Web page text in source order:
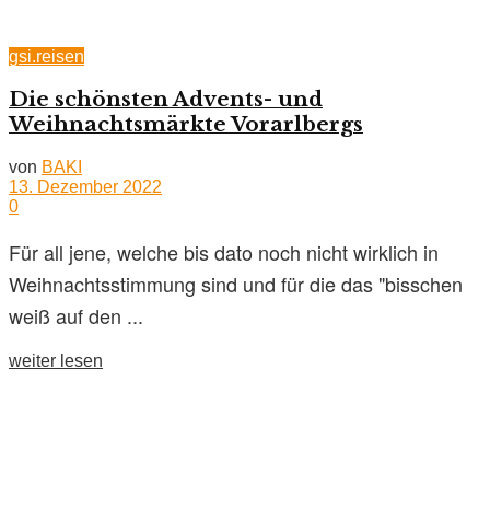
gsi.reisen
Die schönsten Advents- und
Weihnachtsmärkte Vorarlbergs
von BAKI
13. Dezember 2022
0
Für all jene, welche bis dato noch nicht wirklich in
Weihnachtsstimmung sind und für die das "bisschen
weiß auf den ...
weiter lesen